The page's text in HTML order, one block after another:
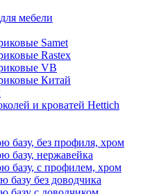
мебели
Samet
Rastex
VB
Китай
и кроватей Hettich
базу, без профиля, хром
базу, нержавейка
базу, с профилем, хром
без доводчика